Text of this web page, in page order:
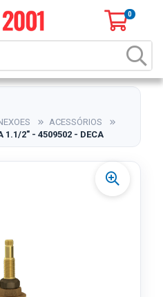
0
ACESSÓRIOS
1.1/2" - 4509502 - DECA